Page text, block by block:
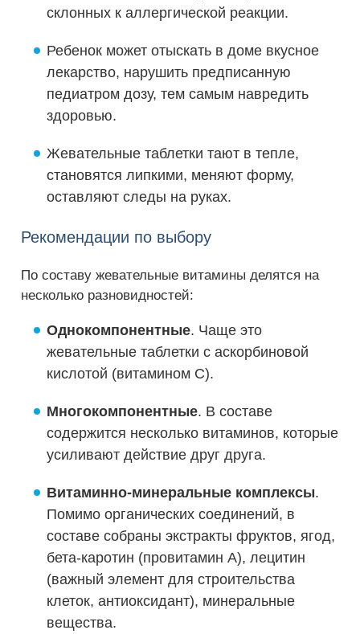
склонных к аллергической реакции.
Ребенок может отыскать в доме вкусное
лекарство, нарушить предписанную
педиатром дозу, тем самым навредить
здоровью.
Жевательные таблетки тают в тепле,
становятся липкими, меняют форму,
оставляют следы на руках.
Рекомендации по выбору
По составу жевательные витамины делятся на
несколько разновидностей:
Однокомпонентные. Чаще это
жевательные таблетки с аскорбиновой
кислотой (витамином C).
Многокомпонентные. В составе
содержится несколько витаминов, которые
усиливают действие друг друга.
Витаминно-минеральные комплексы.
Помимо органических соединений, в
составе собраны экстракты фруктов, ягод,
бета-каротин (провитамин A), лецитин
(важный элемент для строительства
клеток, антиоксидант), минеральные
вещества.